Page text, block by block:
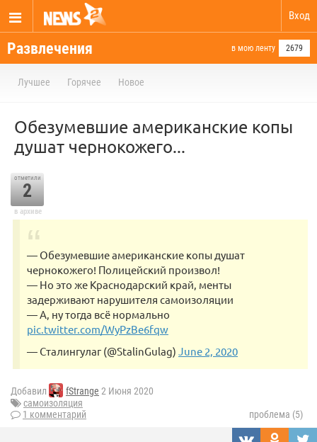
Вход
Развлечения в мою ленту 2679
Лучшее Горячее Новое
Обезумевшие американские копы
душат чернокожего...
отметили
2
в архиве
— Обезумевшие американские копы душат
чернокожего! Полицейский произвол!
— Но это же Краснодарский край, менты
задерживают нарушителя самоизоляции
— А, ну тогда всё нормально
pic.twitter.com/WyPzBe6fqw
— Сталингулаг (@StalinGulag) June 2, 2020
Добавил fStrange 2 Июня 2020
самоизоляция
1 комментарий
проблема (5)